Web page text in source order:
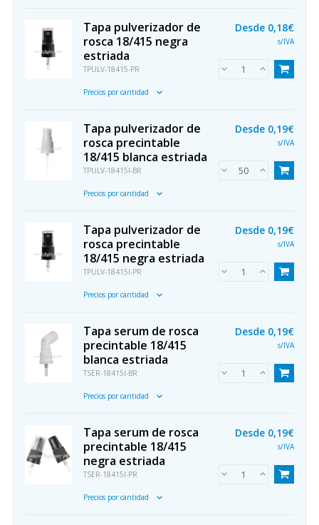
Tapa pulverizador de
rosca 18/415 negra
estriada
TPULV-18415-PR
Precios por cantidad
Desde 0,18€
s/IVA
Tapa pulverizador de
rosca precintable
18/415 blanca estriada
TPULV-18415I-BR
Precios por cantidad
Desde 0,19€
s/IVA
Tapa pulverizador de
rosca precintable
18/415 negra estriada
TPULV-18415I-PR
Precios por cantidad
Desde 0,19€
s/IVA
Tapa serum de rosca
precintable 18/415
blanca estriada
TSER-18415I-BR
Precios por cantidad
Desde 0,19€
s/IVA
Tapa serum de rosca
precintable 18/415
negra estriada
TSER-18415I-PR
Precios por cantidad
Desde 0,19€
s/IVA